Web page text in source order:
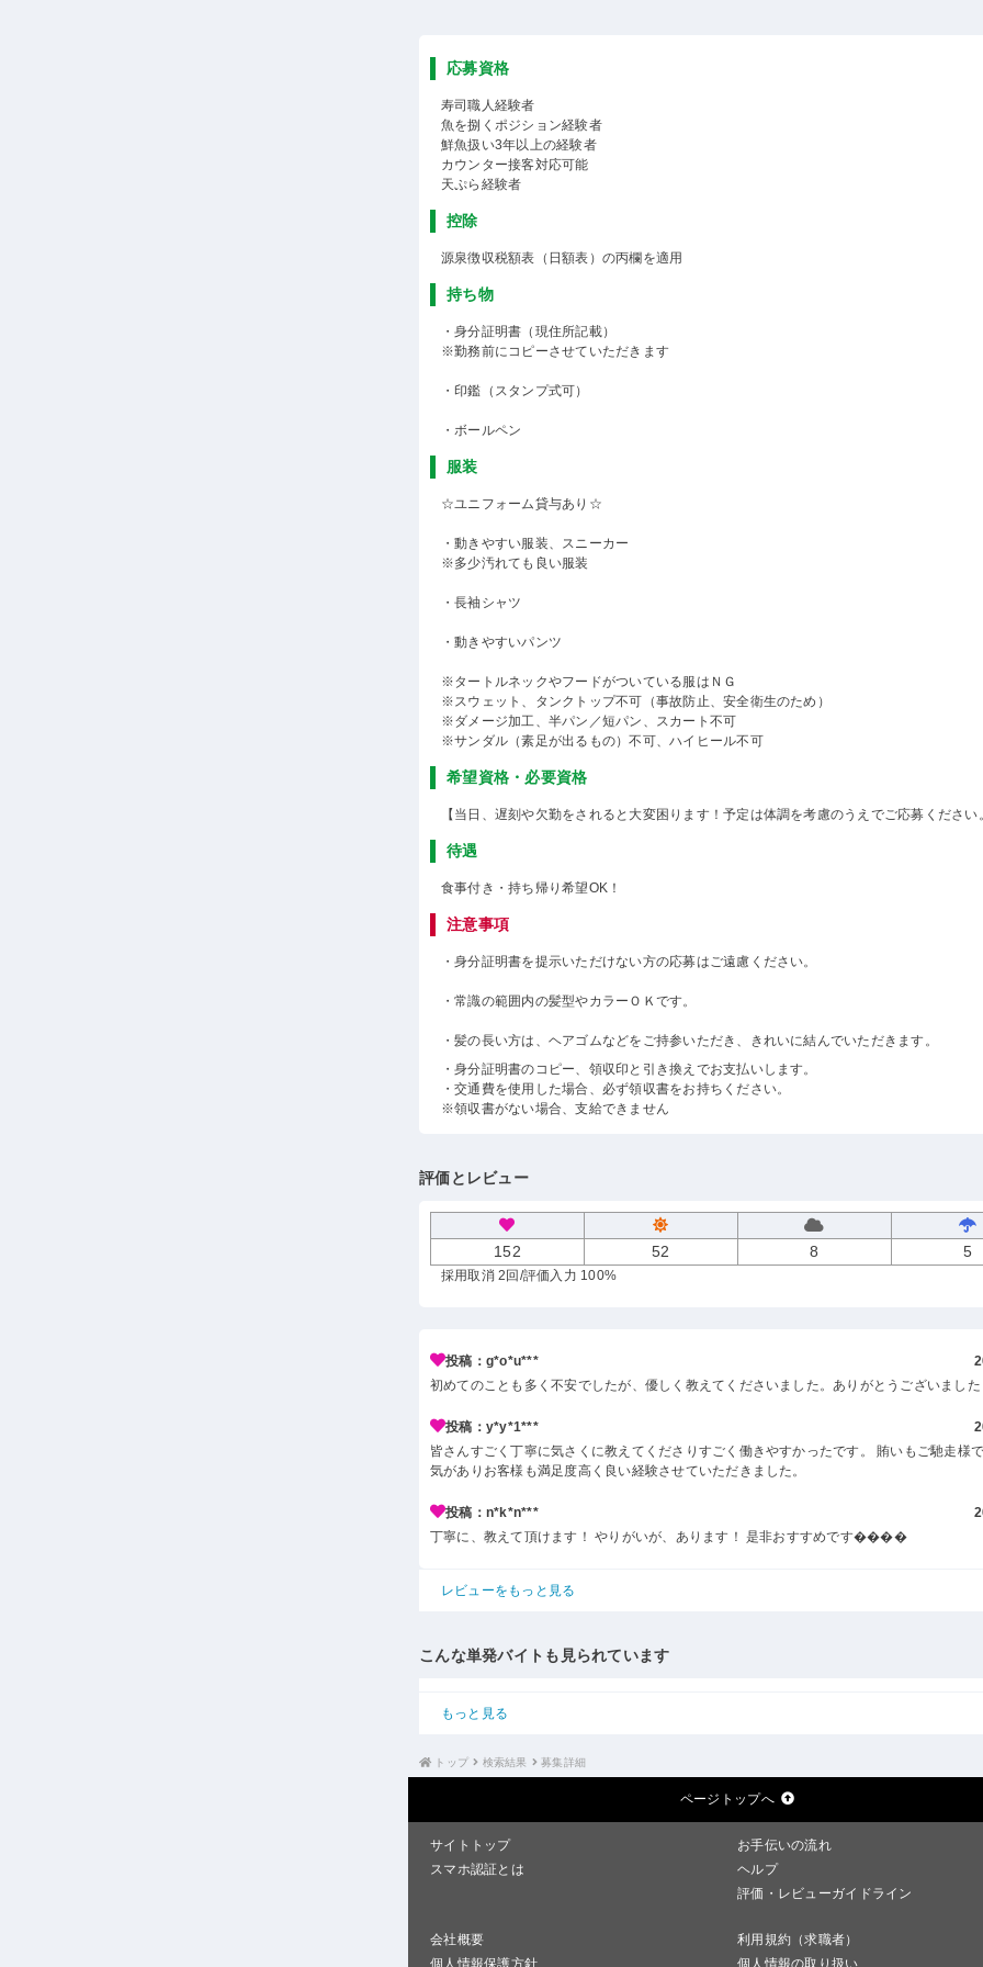
応募資格
寿司職人経験者
魚を捌くポジション経験者
鮮魚扱い3年以上の経験者
カウンター接客対応可能
天ぷら経験者
控除
源泉徴収税額表（日額表）の丙欄を適用
持ち物
・身分証明書（現住所記載）
※勤務前にコピーさせていただきます
・印鑑（スタンプ式可）
・ボールペン
服装
☆ユニフォーム貸与あり☆
・動きやすい服装、スニーカー
※多少汚れても良い服装
・長袖シャツ
・動きやすいパンツ
※タートルネックやフードがついている服はＮＧ
※スウェット、タンクトップ不可（事故防止、安全衛生のため）
※ダメージ加工、半パン／短パン、スカート不可
※サンダル（素足が出るもの）不可、ハイヒール不可
希望資格・必要資格
【当日、遅刻や欠勤をされると大変困ります！予定は体調を考慮のうえでご応募ください
待遇
食事付き・持ち帰り希望OK！
注意事項
・身分証明書を提示いただけない方の応募はご遠慮ください。
・常識の範囲内の髪型やカラーＯＫです。
・髪の長い方は、ヘアゴムなどをご持参いただき、きれいに結んでいただきます。
・身分証明書のコピー、領収印と引き換えでお支払いします。
・交通費を使用した場合、必ず領収書をお持ちください。
※領収書がない場合、支給できません
評価とレビュー
152 52 8 5
採用取消 2回 /評価入力 100%
投稿：g*o*u***
初めてのことも多く不安でしたが、優しく教えてくださいました。ありがとうございました
投稿：y*y*1***
皆さんすごく丁寧に気さくに教えてくださりすごく働きやすかったです。 賄いもご馳走様
気がありお客様も満足度高く良い経験させていただきました。
投稿：n*k*n***
丁寧に、教えて頂けます！ やりがいが、あります！ 是非おすすめです����
レビューをもっと見る
こんな単発バイトも見られています
もっと見る
トップ 検索結果 募集詳細
ページトップへ
サイトトップ
お手伝いの流れ
スマホ認証とは
ヘルプ
評価・レビューガイドライン
会社概要
利用規約（求職者）
個人情報保護方針
個人情報の取り扱い